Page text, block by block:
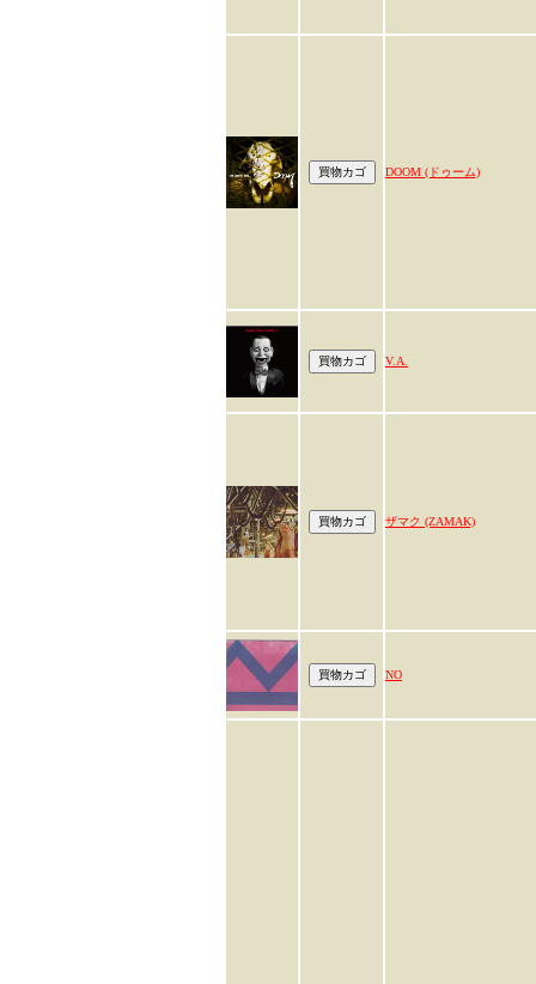
DOOM (ドゥーム)
V.A.
ザマク (ZAMAK)
NO